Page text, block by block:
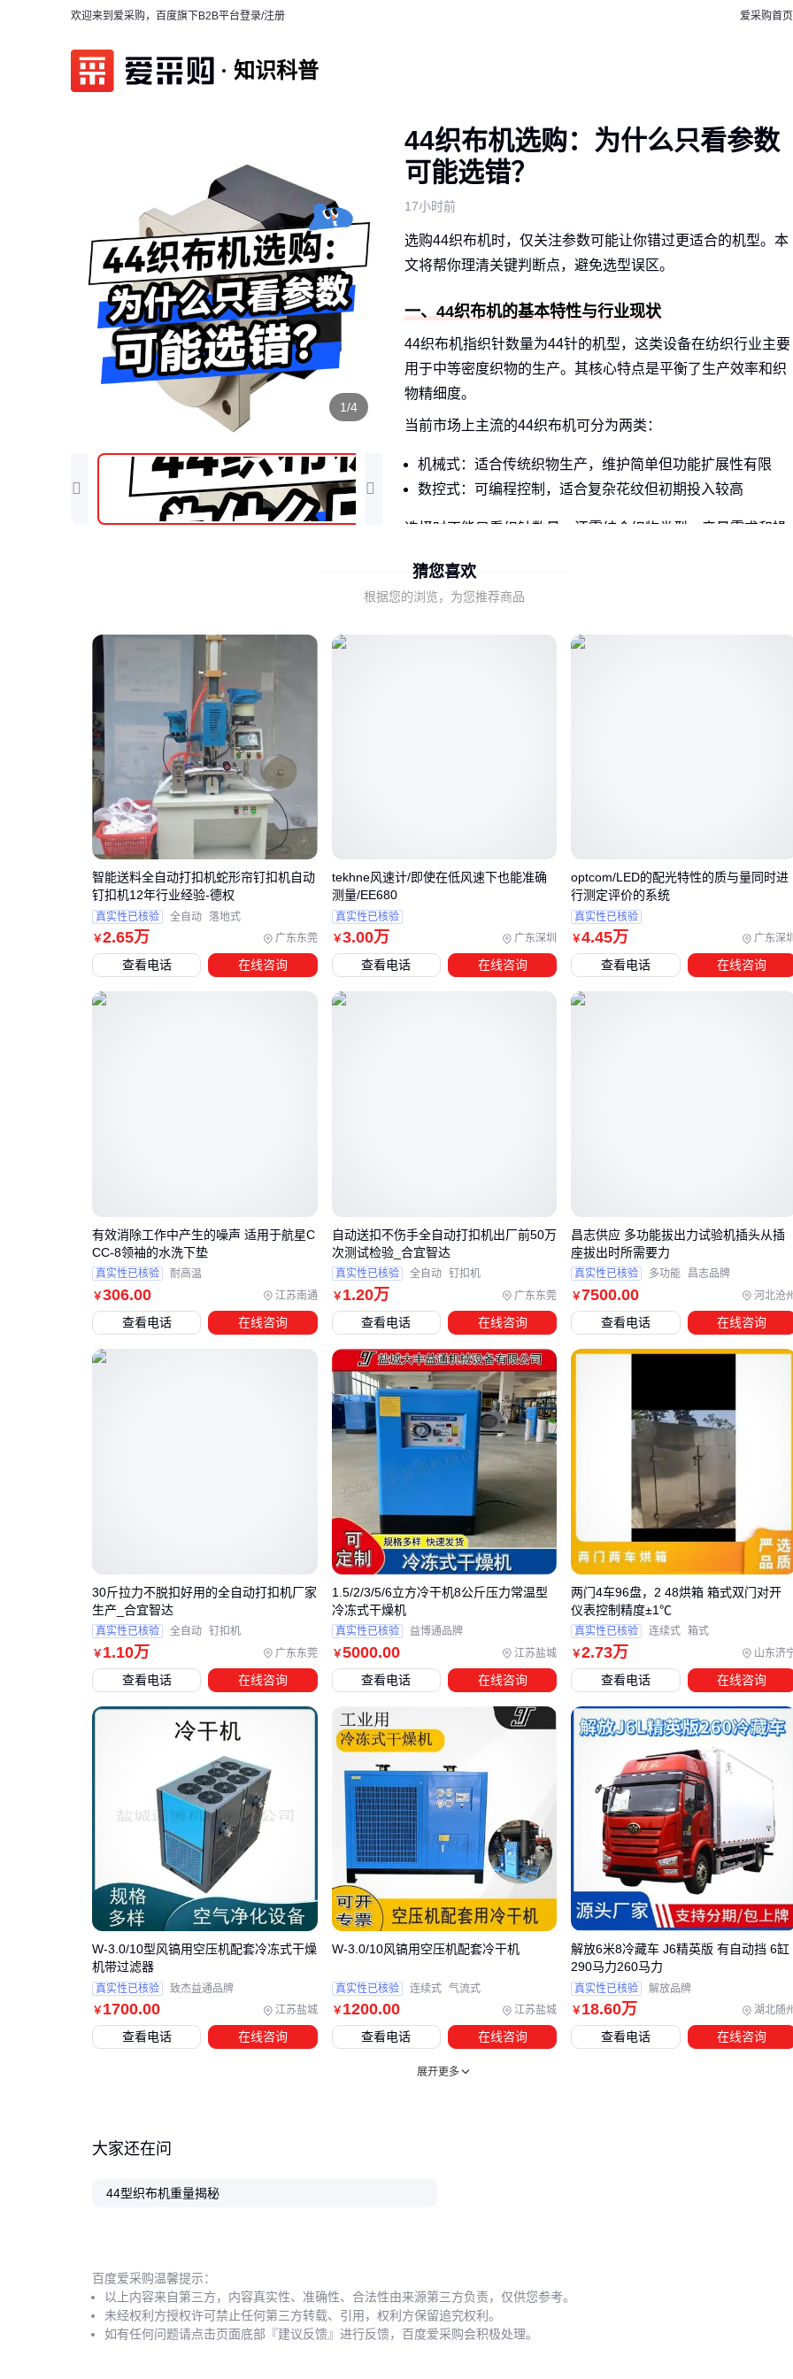
欢迎来到爱采购，百度旗下B2B平台登录/注册 爱采购首页
知识科普
1/4
44织布机选购：为什么只看参数
可能选错？
17小时前
选购44织布机时，仅关注参数可能让你错过更适合的机型。本
文将帮你理清关键判断点，避免选型误区。
一、44织布机的基本特性与行业现状
44织布机指织针数量为44针的机型，这类设备在纺织行业主要
用于中等密度织物的生产。其核心特点是平衡了生产效率和织
物精细度。
当前市场上主流的44织布机可分为两类：
机械式：适合传统织物生产，维护简单但功能扩展性有限
数控式：可编程控制，适合复杂花纹但初期投入较高
选择时不能只看织针数量，还需结合织物类型、产量需求和操
二、44织布机的实际应用场景与局限
44织布机最适合生产中等厚度的棉麻混纺织物，如衬衫面料、
三、44织布机选型：如何根据实际需求匹配设备类型？
选择44织布机时，仅关注参数可能忽略设备与生产需求的匹配
度。以下是两种常见场景的选型建议：
的气流引纬技术能减少机械接触，适合对织物表面要求
当44织布机无法完全满足需求时，可考虑剑杆织布机
对厚重
织物的适应性，或
3D间隔织物织机
对特殊结构的处理能力。
关键是根据原料特性、产量要求和织物复杂度进行三维度匹
最终决策前，建议实测纱线在目标设备上的通过性，并评估车
间对设备占地面积和能耗的承载能力。这能避免因忽略实际使
用条件导致的二次改造成本。
四、44织布机配套设备：容易被忽视的3类关键配件
采购44织布机后，许多用户会发现实际生产中需要配套设备才
能发挥完整效能。这些配件往往不在初次采购清单中，但直接
影响生产效率和设备寿命。
主要配套需求集中在三类场景：清洁维护工具（如织布机清洁
刷）、物料搬运设备（如
经轴搬运车 ）以及生产耗材（如纺
织染料
）。忽视这些配套可能导致停机时间增加或产品质量
不稳定。
清洁工具的选择直接影响设备维护效率：
麻花状清洁刷能深入清理纱线飞花和织机狭缝
海绵擦更适合快速处理织布机表面的棉絮堆积
专用皮带和糙面带需要定期检查更换以防打滑
重型物料的搬运是另一关键环节。经轴和纱辊的重量通常超出
人工搬运安全范围，手动液压搬运车能有效降低劳动强度。选
购时需注意货叉宽度与经轴直径的匹配度，过窄可能导致搬运
时重心不稳。
建议在设备到厂前就规划好配套方案，避免因临时采购耽误生
产进度。
五、44织布机实操细节：3个影响成品质量的关键动作
44织布机的实际使用中，操作习惯的细微差别可能导致明显的
质量差异。以下是容易被新手忽视的关键环节：
开机前的张力校准织布机钢筘
的初始张力设定会影响布面
平整度。建议每次更换经轴后都用张力仪检测，而非依赖经
带等易损件的更换周期。这些数据能帮助预判下次维护时间，
减少突发故障。
猜您喜欢
根据您的浏览，为您推荐商品
￥2.65万 广东东莞
智能送料全自动打扣机蛇形帘钉扣机自动
钉扣机12年行业经验-德权
真实性已核验 全自动 落地式
查看电话 在线咨询
￥3.00万 广东深圳
tekhne风速计/即使在低风速下也能准确
测量/EE680
真实性已核验
查看电话 在线咨询
￥4.45万 广东深
optcom/LED的配光特性的质与量同时进
行测定评价的系统
真实性已核验
查看电话 在线咨询
￥306.00 江苏南通
有效消除工作中产生的噪声 适用于航星C
CC-8领袖的水洗下垫
真实性已核验 耐高温
查看电话 在线咨询
￥ 1.20万 广东东莞
自动送扣不伤手全自动打扣机出厂前50万
次测试检验_合宜智达
真实性已核验 全自动 钉扣机
查看电话 在线咨询
￥7500.00 河北沧
昌志供应 多功能拔出力试验机插头从插
座拔出时所需要力
真实性已核验 多功能 昌志品牌
查看电话 在线咨询
￥1.10万 广东东莞
30斤拉力不脱扣好用的全自动打扣机厂家
生产_合宜智达
真实性已核验 全自动 钉扣机
查看电话 在线咨询
￥5000.00 江苏盐城
1.5/2/3/5/6立方冷干机8公斤压力常温型
冷冻式干燥机
真实性已核验 益博通品牌
查看电话 在线咨询
￥2.73万 山东济
两门4车96盘，2 48烘箱 箱式双门对开
仪表控制精度±1℃
真实性已核验 连续式 箱式
查看电话 在线咨询
￥ 1700.00 江苏盐城
W-3.0/10型风镐用空压机配套冷冻式干燥
机带过滤器
真实性已核验 致杰益通品牌
查看电话 在线咨询
￥ 1200.00 江苏盐城
W-3.0/10风镐用空压机配套冷干机
真实性已核验 连续式 气流式
查看电话 在线咨询
￥ 18.60万 湖北随
解放6米8冷藏车 J6精英版 有自动挡 6缸
290马力260马力
真实性已核验 解放品牌
查看电话 在线咨询
展开更多
大家还在问
44型织布机重量揭秘
百度爱采购温馨提示：
以上内容来自第三方，内容真实性、准确性、合法性由来源第三方负责，仅供您参考。
未经权利方授权许可禁止任何第三方转载、引用，权利方保留追究权利。
如有任何问题请点击页面底部『建议反馈』进行反馈，百度爱采购会积极处理。